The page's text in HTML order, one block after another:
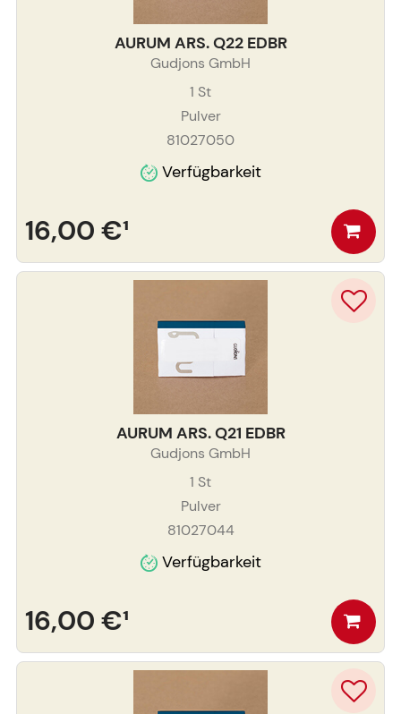
AURUM ARS. Q22 EDBR
Gudjons GmbH
1 St
Pulver
81027050
Verfügbarkeit
16,00 €¹
AURUM ARS. Q21 EDBR
Gudjons GmbH
1 St
Pulver
81027044
Verfügbarkeit
16,00 €¹